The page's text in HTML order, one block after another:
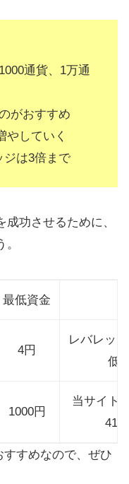
通貨、1万通
がおすすめ
やしていく
ジは3倍まで
功させるために、
最低資金
4円
レバレッ
低
1000円
当サイト
すめなので、ぜひ